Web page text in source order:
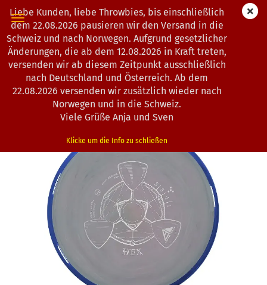
Liebe Kunden, liebe Throwbies, bis einschließlich
dem 22.08.2026 pausieren wir den Versand in die
Schweiz und nach Norwegen. Aufgrund gesetzlicher
Änderungen, die ab dem 12.08.2026 in Kraft treten,
versenden wir ab diesem Zeitpunkt ausschließlich
nach Deutschland und Österreich. Ab dem
22.08.2026 versenden wir zusätzlich wieder nach
Norwegen und in die Schweiz.
Viele Grüße Anja und Sven
Klicke um die Info zu schließen
« Erster « zurück weiter »
Letzter »
Artikel in dieser Kategorie
Axiom Discs | Hex | Neutron
* (Art.Nr.:1202251)